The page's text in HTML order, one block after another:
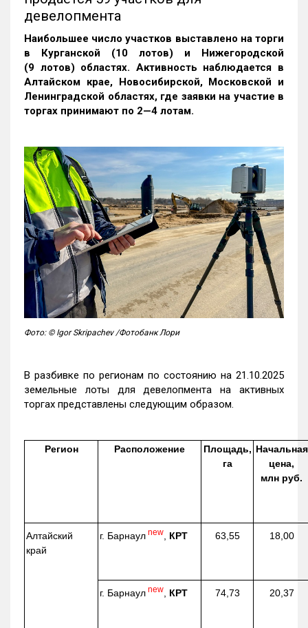
девелопмента
Наибольшее число участков выставлено на торги
в Курганской (10 лотов) и Нижегородской
(9 лотов) областях. Активность наблюдается в
Алтайском крае, Новосибирской, Московской и
Ленинградской областях, где заявки на участие в
торгах принимают по 2—4 лотам.
Фото: © Igor Skripachev /Фотобанк Лори
В разбивке по регионам по состоянию на 21.10.2025
земельные лоты для девелопмента на активных
торгах представлены следующим образом.
Регион Расположение
Площадь,
га
Начальная
цена,
млн руб.
Алтайский
край
г. Барнаул new КРТ 63,55 18,00
г. Барнаул new КРТ 74,73 20,37